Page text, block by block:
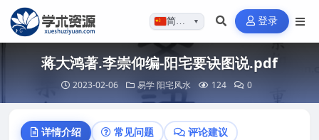
简体…▼ 登录
蒋大鸿著.李崇仰编-阳宅要诀图说.pdf
2023-02-06 易学阳宅风水 124 0
详情介绍 常见问题 评论建议